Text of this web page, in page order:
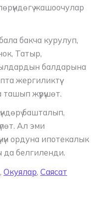
жашоочулар
бакча курулуп,
Татыр,
балдарына
жергиликтүү
жүрүшөт.
башталып,
Ал эми
ордуна ипотекалык
да белгиленди.
, Окуялар, Саясат